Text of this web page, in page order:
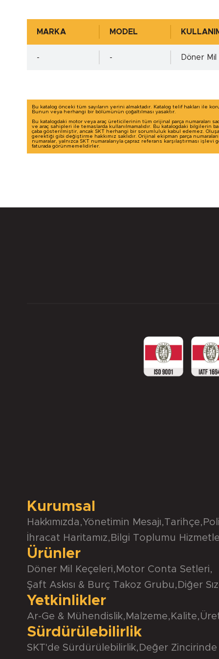
Mil Yüzey Pürüzlülük Değerleri - µm ( DIN
Yuva Toleransı - ISO H8 min.
Yuva Yüzey Pürüzlülük Değerleri - µm (
Detaylı incelemek için
MARKA MODEL
- - Döner Mil
Bu katalog önceki tüm sayıların yerini almaktadır. Katalog telif hakları ile
Bunun veya herhangi bir bölümünün çoğaltılması yasaktır.
Bu katalogdaki motor veya araç üreticilerinin tüm orijinal parça numaraları
ve araç sahipleri ile temaslarda kullanılmamalıdır. Bu katalogdaki bilgilerin
çaba gösterilmiştir, ancak SKT herhangi bir sorumluluk kabul edemez.
gerektiği gibi değiştirme hakkımız saklıdır. Orijinal ekipman parça
numaralar, yalnızca SKT numaralarıyla çapraz referans karşılaştırması
faturada görünmemelidirler.
Kurumsal
Hakkımızda ,Yönetimin Mesajı,Tarihçe,
İhracat Haritamız, Bilgi Toplumu
Ürünler
Döner Mil Keçeleri, Motor Conta Setleri,
Şaft Askısı & Burç Takoz Grubu , Diğer
Yetkinlikler
Ar-Ge & Mühendislik, Malzeme, Kalite,
Sürdürülebilirlik
SKT'de Sürdürülebilirlik, Değer